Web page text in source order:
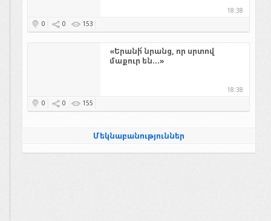
18:38
0
0 153
«Երանի՜ նրանց, որ սրտով
մաքուր են...»
18:38
0
0 155
Մեկնաբանություններ